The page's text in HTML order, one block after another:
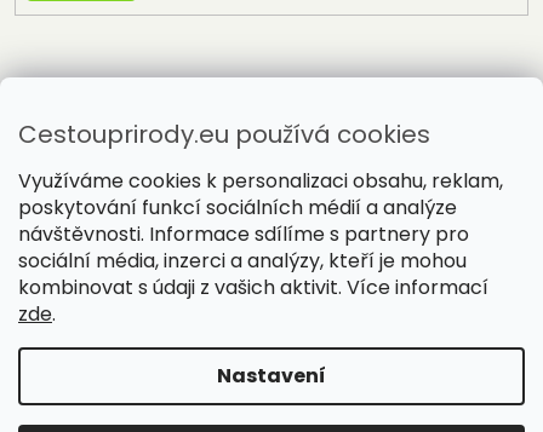
Cestouprirody.eu používá cookies
Využíváme cookies k personalizaci obsahu, reklam,
poskytování funkcí sociálních médií a analýze
návštěvnosti. Informace sdílíme s partnery pro
sociální média, inzerci a analýzy, kteří je mohou
kombinovat s údaji z vašich aktivit. Více informací
zde.
Nastavení
Vytvořil Shoptet
Copyright 2026